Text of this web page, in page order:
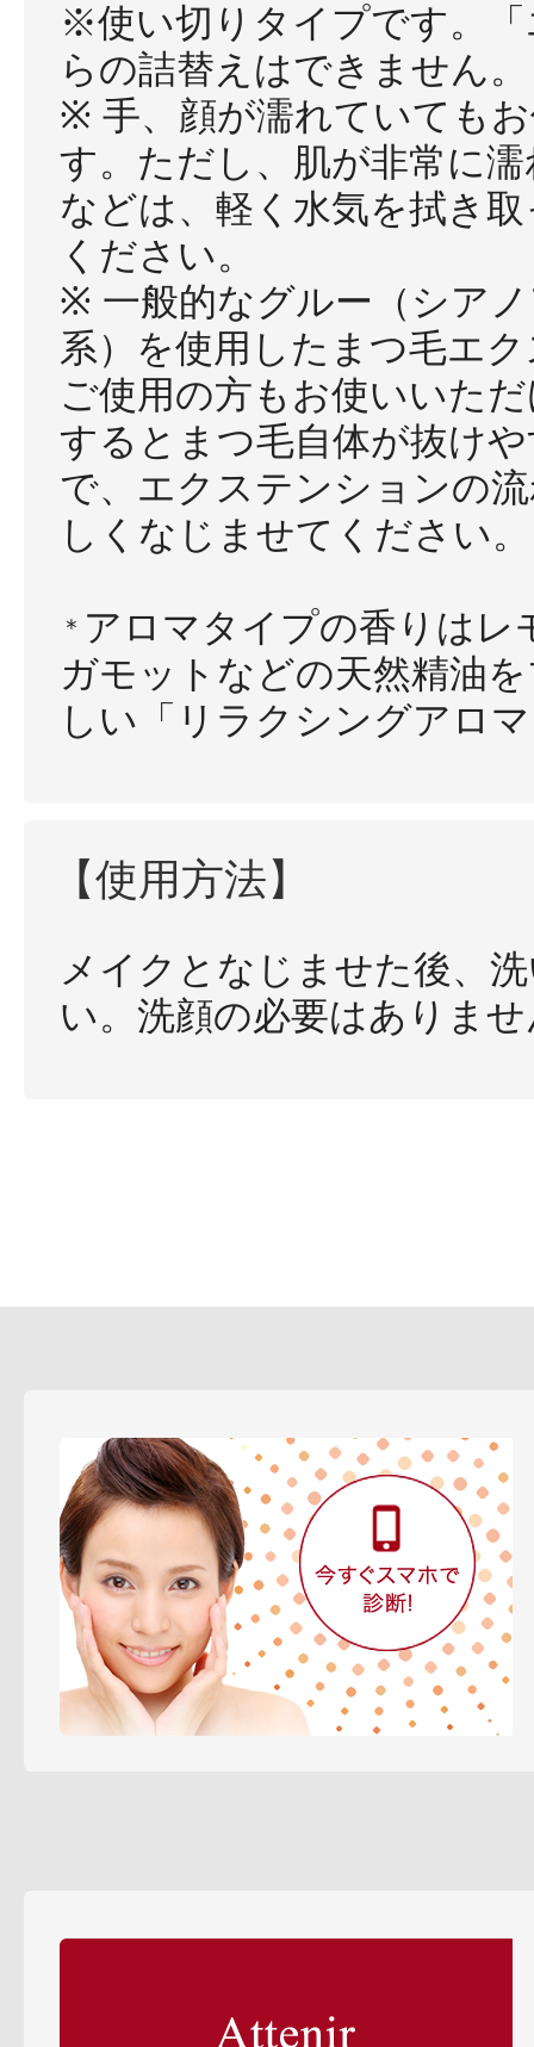
※使い切りタイプです。
らの詰替えはできません。
※ 手、顔が濡れていても
す。ただし、肌が非常に
などは、軽く水気を拭き
ください。
※ 一般的なグルー（シア
系）を使用したまつ毛エ
ご使用の方もお使いいた
するとまつ毛自体が抜け
で、エクステンションの
しくなじませてください。
＊ アロマタイプの香りはレ
ガモットなどの天然精油
しい「リラクシングアロ
【使用方法】
メイクとなじませた後、
い。洗顔の必要はありま